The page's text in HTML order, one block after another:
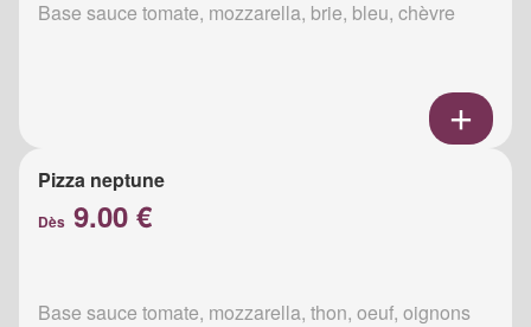
Base sauce tomate, mozzarella, brie, bleu, chèvre
Pizza neptune
Dès 9.00 €
Base sauce tomate, mozzarella, thon, oeuf, oignons